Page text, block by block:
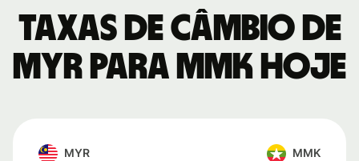
Taxas de câmbio de
MYR para MMK hoje
MYR MMK